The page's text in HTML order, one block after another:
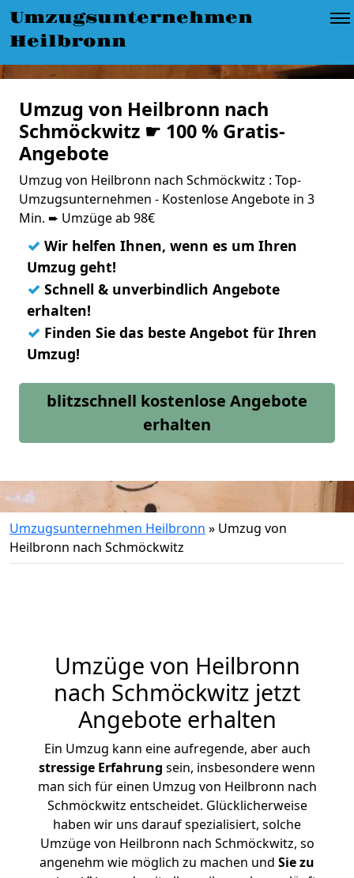
Umzugsunternehmen
Heilbronn
Umzug von Heilbronn nach
Schmöckwitz ☛ 100 % Gratis-
Angebote
Umzug von Heilbronn nach Schmöckwitz : Top-
Umzugsunternehmen - Kostenlose Angebote in 3
Min. ➨ Umzüge ab 98€
✓ Wir helfen Ihnen, wenn es um Ihren
Umzug geht!
✓ Schnell & unverbindlich Angebote
erhalten!
✓ Finden Sie das beste Angebot für Ihren
Umzug!
blitzschnell kostenlose Angebote
erhalten
Umzugsunternehmen Heilbronn » Umzug von
Heilbronn nach Schmöckwitz
Umzüge von Heilbronn
nach Schmöckwitz jetzt
Angebote erhalten
Ein Umzug kann eine aufregende, aber auch
stressige Erfahrung sein, insbesondere wenn
man sich für einen Umzug von Heilbronn nach
Schmöckwitz entscheidet. Glücklicherweise
haben wir uns darauf spezialisiert, solche
Umzüge von Heilbronn nach Schmöckwitz, so
angenehm wie möglich zu machen und Sie zu